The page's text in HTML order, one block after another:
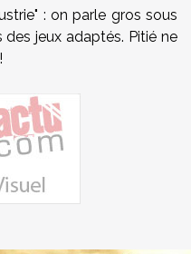
: on parle gros sous
jeux adaptés. Pitié ne
!